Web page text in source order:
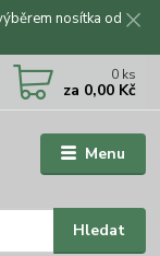
nosítka od
Menu
Hledat
0 ks
za 0,00 Kč